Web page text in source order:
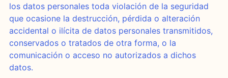
los datos personales toda violación de la seguridad
que ocasione la destrucción, pérdida o alteración
accidental o ilícita de datos personales transmitidos,
conservados o tratados de otra forma, o la
comunicación o acceso no autorizados a dichos
datos.